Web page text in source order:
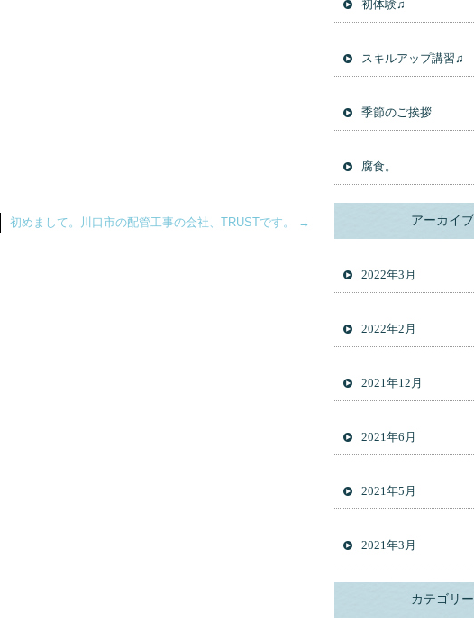
初めまして。川口市の配管工事の会社、TRUSTです。 →
初体験♫
スキルアップ講習♫
季節のご挨拶
腐食。
アーカイブ
2022年3月
2022年2月
2021年12月
2021年6月
2021年5月
2021年3月
カテゴリー